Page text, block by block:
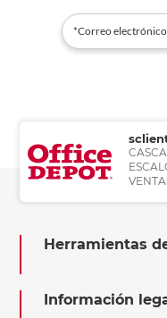
Herramientas
Información